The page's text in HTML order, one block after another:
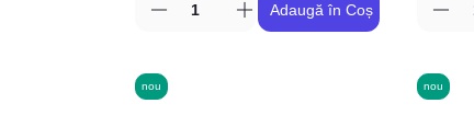
Adaugă în Coș
nou nou